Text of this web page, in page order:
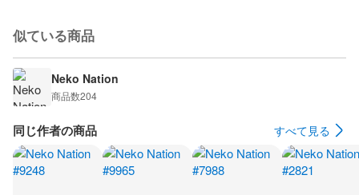
似ている商品
Neko Nation
商品数204
同じ作者の商品 すべて見る